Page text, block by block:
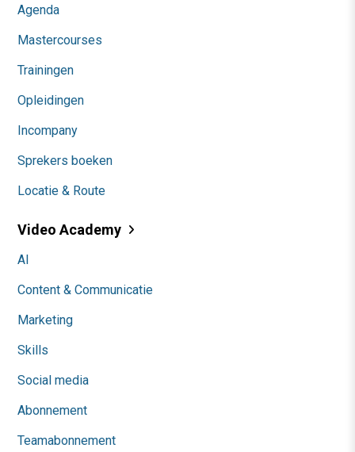
Agenda
Mastercourses
Trainingen
Opleidingen
Incompany
Sprekers boeken
Locatie & Route
Video Academy
AI
Content & Communicatie
Marketing
Skills
Social media
Abonnement
Teamabonnement